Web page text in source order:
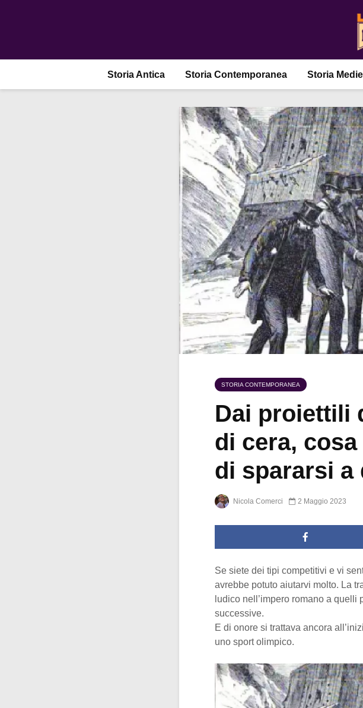
Storia Antica Storia Contemporanea Storia
STORIA CONTEMPORANEA
Dai proiettili
di cera,
di spararsi a
Nicola Comerci 2 Maggio 2023
Se siete dei tipi competitivi e vi
avrebbe potuto aiutarvi molto. La
ludico nell’impero romano a
successive.
E di onore si trattava ancora
uno sport olimpico.